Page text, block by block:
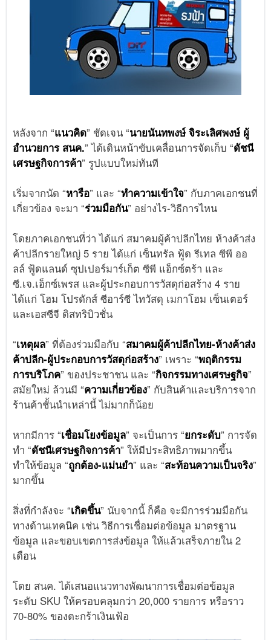
หลังจาก “แนวคิด” ชัดเจน “นายนันทพงษ์ จิระเลิศพงษ์ ผู้
อำนวยการ สนค.” ได้เดินหน้าขับเคลื่อนการจัดเก็บ “ดัชนี
เศรษฐกิจการค้า” รูปแบบใหม่ทันที
เริ่มจากนัด “หารือ” และ “ทำความเข้าใจ” กับภาคเอกชนที่
เกี่ยวข้อง จะมา “ร่วมมือกัน” อย่างไร-วิธีการไหน
โดยภาคเอกชนที่ว่า ได้แก่ สมาคมผู้ค้าปลีกไทย ห้างค้าส่ง
ค้าปลีกรายใหญ่ 5 ราย ได้แก่ เซ็นทรัล ฟู้ด รีเทล ซีพี ออ
ลล์ ฟู้ดแลนด์ ซุปเปอร์มาร์เก็ต ซีพี แอ็กซ์ตร้า และ
ซี.เจ.เอ็กซ์เพรส และผู้ประกอบการวัสดุก่อสร้าง 4 ราย
ได้แก่ โฮม โปรดักส์ ซีอาร์ซี ไทวัสดุ เมกาโฮม เซ็นเตอร์
และเอสซีจี ดิสทริบิวชั่น
“เหตุผล” ที่ต้องร่วมมือกับ “สมาคมผู้ค้าปลีกไทย-ห้างค้าส่ง
ค้าปลีก-ผู้ประกอบการวัสดุก่อสร้าง” เพราะ “พฤติกรรม
การบริโภค” ของประชาชน และ “กิจกรรมทางเศรษฐกิจ”
สมัยใหม่ ล้วนมี “ความเกี่ยวข้อง” กับสินค้าและบริการจาก
ร้านค้าชั้นนำเหล่านี้ ไม่มากก็น้อย
หากมีการ “เชื่อมโยงข้อมูล” จะเป็นการ “ยกระดับ” การจัด
ทำ “ดัชนีเศรษฐกิจการค้า” ให้มีประสิทธิภาพมากขึ้น
ทำให้ข้อมูล “ถูกต้อง-แม่นยำ” และ “สะท้อนความเป็นจริง”
มากขึ้น
สิ่งที่กำลังจะ “เกิดขึ้น” นับจากนี้ ก็คือ จะมีการร่วมมือกัน
ทางด้านเทคนิค เช่น วิธีการเชื่อมต่อข้อมูล มาตรฐาน
ข้อมูล และขอบเขตการส่งข้อมูล ให้แล้วเสร็จภายใน 2
เดือน
โดย สนค. ได้เสนอแนวทางพัฒนาการเชื่อมต่อข้อมูล
ระดับ SKU ให้ครอบคลุมกว่า 20,000 รายการ หรือราว
70-80% ของตะกร้าเงินเฟ้อ